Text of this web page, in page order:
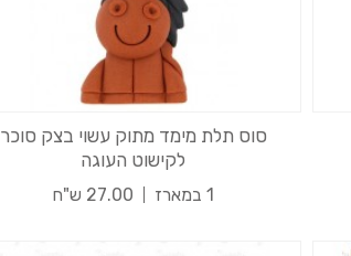
סוס תלת מימד מתוק עשוי בצק סוכר
לקישוט העוגה
1 במארז 27.00 ש"ח